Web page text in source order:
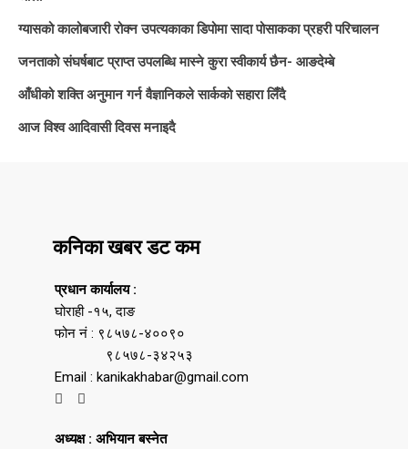
ग्यासको कालोबजारी रोक्न उपत्यकाका डिपोमा सादा पोसाकका प्रहरी परिचालन
जनताको संघर्षबाट प्राप्त उपलब्धि मास्ने कुरा स्वीकार्य छैन- आङदेम्बे
आँधीको शक्ति अनुमान गर्न वैज्ञानिकले सार्कको सहारा लिँदै
आज विश्व आदिवासी दिवस मनाइदै
कनिका खबर डट कम
प्रधान कार्यालय :
घोराही -१५, दाङ
फोन नं : ९८५७८-४००९०
९८५७८-३४२५३
Email : kanikakhabar@gmail.com
अध्यक्ष : अभियान बस्नेत